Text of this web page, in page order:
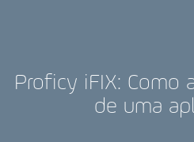
Proficy iFIX: Como
de uma